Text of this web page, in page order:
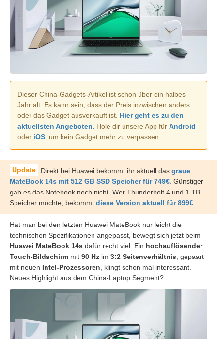
Dieser China-Gadgets-Artikel ist schon über ein halbes
Jahr alt. Es kann sein, dass der Preis inzwischen anders
oder das Gadget ausverkauft ist. Hier geht es zu den
aktuellsten Angeboten. Hole dir unsere App für Android
oder iOS , um kein Gadget mehr zu verpassen.
Direkt bei Huawei bekommt ihr aktuell das graue
MateBook 14s mit 512 GB SSD Speicher für 749€ . Günstiger
gab es das Notebook noch nicht. Wer Thunderbolt 4 und 1 TB
Speicher möchte, bekommt diese Version aktuell für 899€
Hat man bei den letzten Huawei MateBook nur leicht die
technischen Spezifikationen angepasst, bewegt sich jetzt beim
Huawei MateBook 14s dafür recht viel. Ein hochauflösender
Touch-Bildschirm mit 90 Hz im 3:2 Seitenverhältnis , gepaart
mit neuen Intel-Prozessoren , klingt schon mal interessant.
Neues Highlight aus dem China-Laptop Segment?